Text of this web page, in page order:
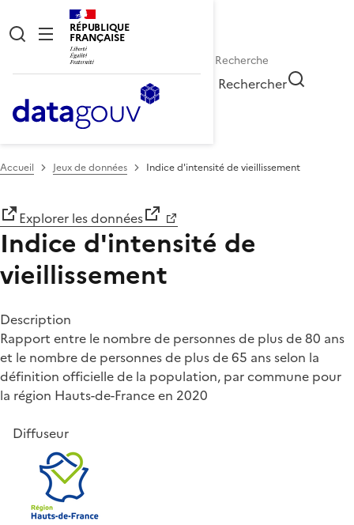
RÉPUBLIQUE
FRANÇAISE
Rechercher
Accueil Jeux de données Indice d'intensité de vieillissement
Explorer les données
Indice d'intensité de
vieillissement
Description
Rapport entre le nombre de personnes de plus de 80 ans
et le nombre de personnes de plus de 65 ans selon la
définition officielle de la population, par commune pour
la région Hauts-de-France en 2020
Diffuseur